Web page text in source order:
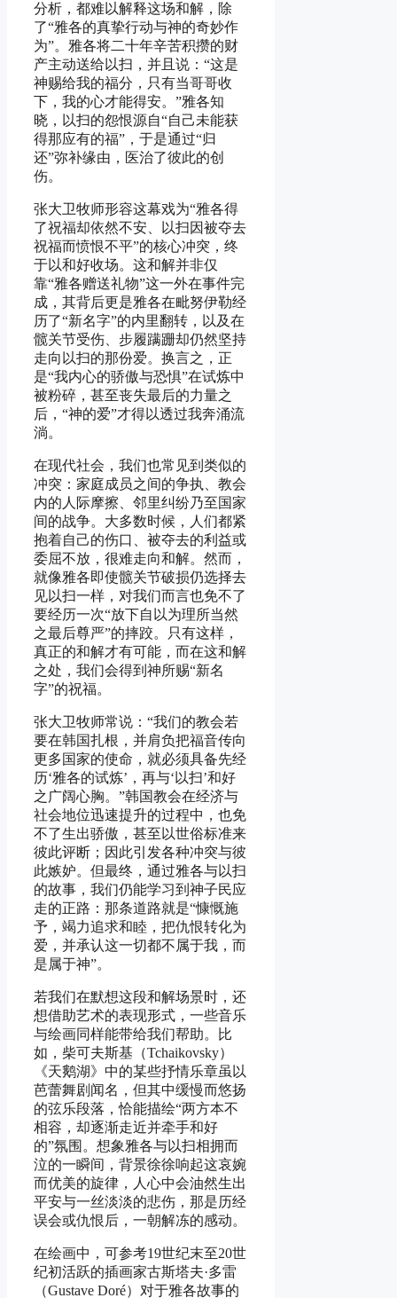
分析，都难以解释这场和解，除
了“雅各的真挚行动与神的奇妙作
为”。雅各将二十年辛苦积攒的财
产主动送给以扫，并且说：“这是
神赐给我的福分，只有当哥哥收
下，我的心才能得安。”雅各知
晓，以扫的怨恨源自“自己未能获
得那应有的福”，于是通过“归
还”弥补缘由，医治了彼此的创
伤。
张大卫牧师形容这幕戏为“雅各得
了祝福却依然不安、以扫因被夺去
祝福而愤恨不平”的核心冲突，终
于以和好收场。这和解并非仅
靠“雅各赠送礼物”这一外在事件完
成，其背后更是雅各在毗努伊勒经
历了“新名字”的内里翻转，以及在
髋关节受伤、步履蹒跚却仍然坚持
走向以扫的那份爱。换言之，正
是“我内心的骄傲与恐惧”在试炼中
被粉碎，甚至丧失最后的力量之
后，“神的爱”才得以透过我奔涌流
淌。
在现代社会，我们也常见到类似的
冲突：家庭成员之间的争执、教会
内的人际摩擦、邻里纠纷乃至国家
间的战争。大多数时候，人们都紧
抱着自己的伤口、被夺去的利益或
委屈不放，很难走向和解。然而，
就像雅各即使髋关节破损仍选择去
见以扫一样，对我们而言也免不了
要经历一次“放下自以为理所当然
之最后尊严”的摔跤。只有这样，
真正的和解才有可能，而在这和解
之处，我们会得到神所赐“新名
字”的祝福。
张大卫牧师常说：“我们的教会若
要在韩国扎根，并肩负把福音传向
更多国家的使命，就必须具备先经
历‘雅各的试炼’，再与‘以扫’和好
之广阔心胸。”韩国教会在经济与
社会地位迅速提升的过程中，也免
不了生出骄傲，甚至以世俗标准来
彼此评断；因此引发各种冲突与彼
此嫉妒。但最终，通过雅各与以扫
的故事，我们仍能学习到神子民应
走的正路：那条道路就是“慷慨施
予，竭力追求和睦，把仇恨转化为
爱，并承认这一切都不属于我，而
是属于神”。
若我们在默想这段和解场景时，还
想借助艺术的表现形式，一些音乐
与绘画同样能带给我们帮助。比
如，柴可夫斯基（Tchaikovsky）
《天鹅湖》中的某些抒情乐章虽以
芭蕾舞剧闻名，但其中缓慢而悠扬
的弦乐段落，恰能描绘“两方本不
相容，却逐渐走近并牵手和好
的”氛围。想象雅各与以扫相拥而
泣的一瞬间，背景徐徐响起这哀婉
而优美的旋律，人心中会油然生出
平安与一丝淡淡的悲伤，那是历经
误会或仇恨后，一朝解冻的感动。
在绘画中，可参考19世纪末至20世
纪初活跃的插画家古斯塔夫·多雷
（Gustave Doré）对于雅各故事的